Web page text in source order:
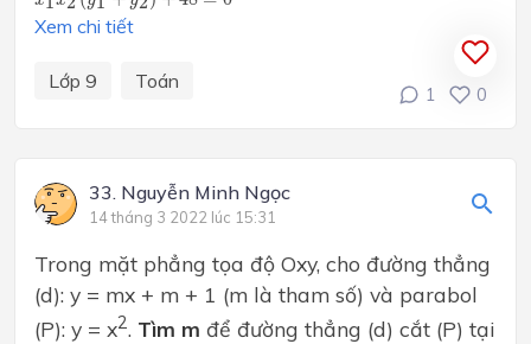
Xem chi tiết
Lớp 9 Toán
1 0
33. Nguyễn Minh Ngọc
14 tháng 3 2022 lúc 15:31
Trong mặt phẳng tọa độ Oxy, cho đường thẳng
(d): y = mx + m + 1 (m là tham số) và parabol
(P): y = x2. Tìm m để đường thẳng (d) cắt (P) tại